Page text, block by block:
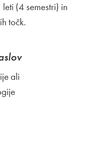
(4 semestri) in
točk.
ali